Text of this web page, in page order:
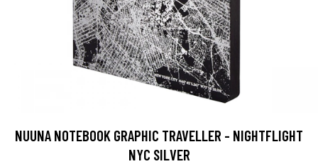
NUUNA NOTEBOOK GRAPHIC TRAVELLER - NIGHTFLIGHT
NYC SILVER